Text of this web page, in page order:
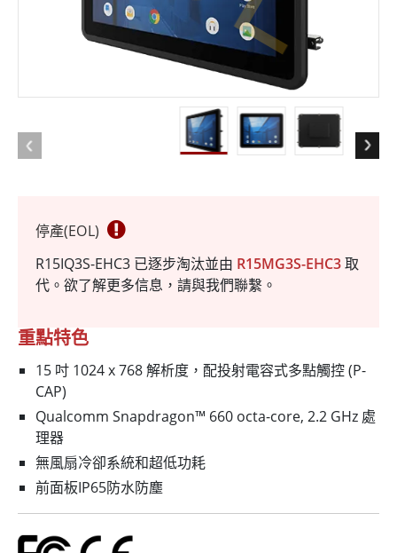
停產(EOL)
R15IQ3S-EHC3 已逐步淘汰並由 R15MG3S-EHC3取
代。欲了解更多信息，請與我們聯繫。
重點特色
15 吋 1024 x 768 解析度，配投射電容式多點觸控 (P-
CAP)
Qualcomm Snapdragon™ 660 octa-core, 2.2 GHz 處
理器
無風扇冷卻系統和超低功耗
前面板IP65防水防塵